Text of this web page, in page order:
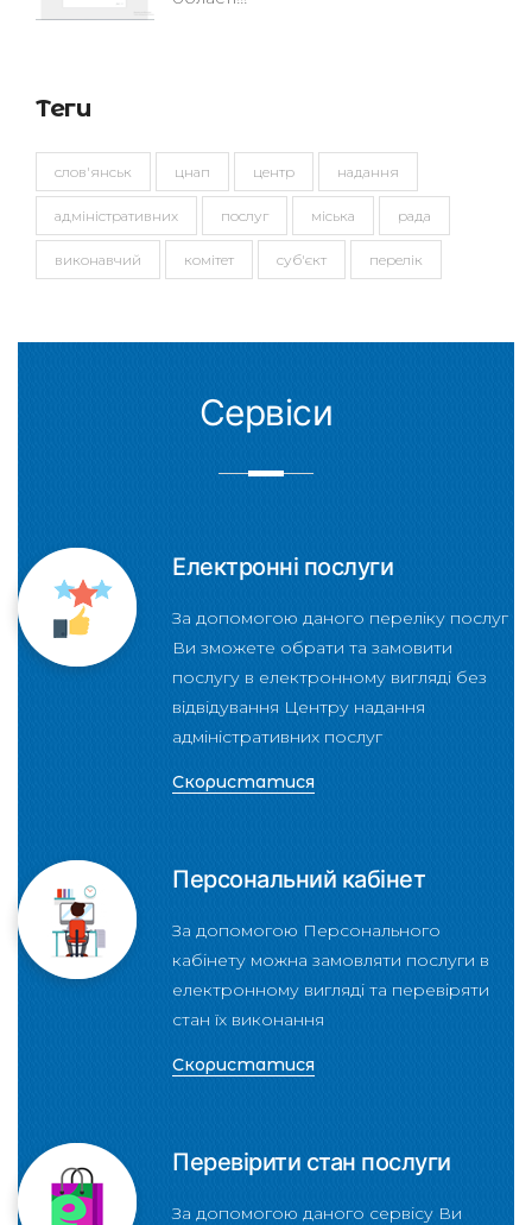
Теги
слов'янськ цнап центр надання
адміністративних послуг міська рада
виконавчий комітет суб'єкт перелік
Сервіси
Електронні послуги
За допомогою даного переліку послуг
Ви зможете обрати та замовити
послугу в електронному вигляді без
відвідування Центру надання
адміністративних послуг
Скористатися
Персональний кабінет
За допомогою Персонального
кабінету можна замовляти послуги в
електронному вигляді та перевіряти
стан їх виконання
Скористатися
Перевірити стан послуги
За допомогою даного сервісу Ви